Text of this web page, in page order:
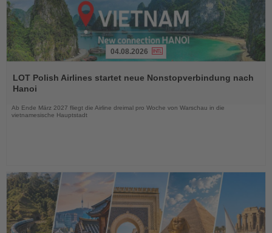
Sie
die
04.08.2026
LOT Polish Airlines startet neue Nonstopverbindung nach
Hanoi
Ab Ende März 2027 fliegt die Airline dreimal pro Woche von Warschau in die
vietnamesische Hauptstadt